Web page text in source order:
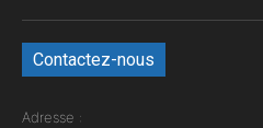
Contactez-nous
Adresse :